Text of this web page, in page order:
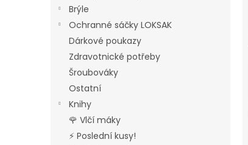
Brýle
Ochranné sáčky LOKSAK
Dárkové poukazy
Zdravotnické potřeby
Šroubováky
Ostatní
Knihy
🌹 Vlčí máky
⚡ Poslední kusy!